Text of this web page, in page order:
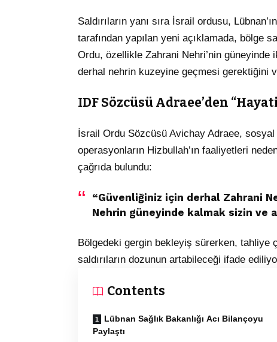
Saldırıların yanı sıra İsrail ordusu,
tarafından yapılan yeni açıklamada, bölge
Ordu, özellikle Zahrani Nehri’nin
derhal nehrin kuzeyine geçmesi gerektiğini
IDF Sözcüsü Adraee’den
İsrail Ordu Sözcüsü Avichay Adraee,
operasyonların Hizbullah’ın faaliyetleri
çağrıda bulundu:
“Güvenliğiniz için derhal Zahrani
Nehrin güneyinde kalmak sizin ve
Bölgedeki gergin bekleyiş sürerken, tahliye
saldırıların dozunun artabileceği ifade
Contents
Lübnan Sağlık Bakanlığı Acı Bilançoyu
Paylaştı